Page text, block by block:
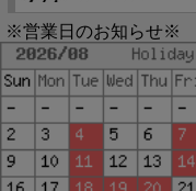
※営業日のお知らせ※